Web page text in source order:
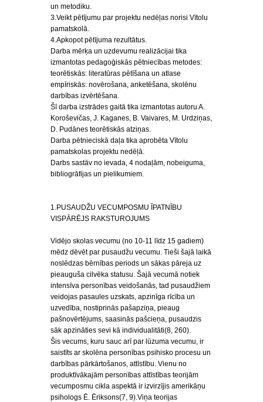
un metodiku.
3.Veikt pētījumu par projektu nedēļas norisi Vītolu
pamatskolā.
4.Apkopot pētījuma rezultātus.
Darba mērķa un uzdevumu realizācijai tika
izmantotas pedagoģiskās pētniecības metodes:
teorētiskās: literatūras pētīšana un atlase
empīriskās: novērošana, anketēšana, skolēnu
darbības izvērtēšana.
Šī darba izstrādes gaitā tika izmantotas autoru A.
Koroševičas, J. Kaganes, B. Vaivares, M. Urdziņas,
D. Pudānes teorētiskās atziņas.
Darba pētnieciskā daļa tika aprobēta Vītolu
pamatskolas projektu nedēļā.
Darbs sastāv no ievada, 4 nodaļām, nobeiguma,
bibliogrāfijas un pielikumiem.
1.PUSAUDŽU VECUMPOSMU ĪPATNĪBU
VISPĀRĒJS RAKSTUROJUMS
Vidējo skolas vecumu (no 10-11 līdz 15 gadiem)
mēdz dēvēt par pusaudžu vecumu. Tieši šajā laikā
noslēdzas bērnības periods un sākas pāreja uz
pieauguša cilvēka statusu. Šajā vecumā notiek
intensīva personības veidošanās, tad pusaudžiem
veidojas pasaules uzskats, apzinīga rīcība un
uzvedība, nostiprinās pašapziņa, pieaug
pašnovērtējums, saasinās pašcieņa, pusaudzis
sāk apzināties sevi kā individualitāti(8, 260).
Šis vecums, kuru sauc arī par lūzuma vecumu, ir
saistīts ar skolēna personības psihisko procesu un
darbības pārkārtošanos, attīstību. Vienu no
produktīvākajām personības attīstības teorijām
vecumposmu cikla aspektā ir izvirzījis amerikāņu
psihologs Ē. Ēriksons(7, 9).Viņa teorijas